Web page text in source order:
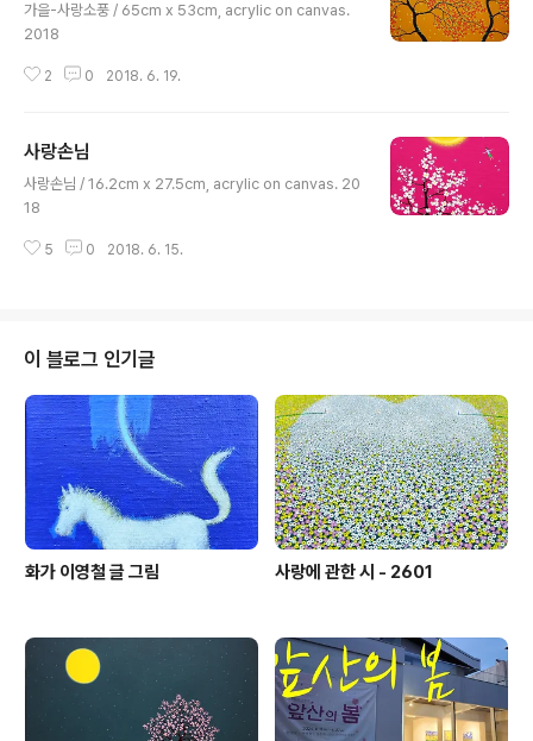
가을-사랑소풍 / 65cm x 53cm, acrylic on canvas.
2018
2 0 2018. 6. 19.
사랑손님
사랑손님 / 16.2cm x 27.5cm, acrylic on canvas. 20
18
5 0 2018. 6. 15.
이 블로그 인기글
화가 이영철 글 그림 사랑에 관한 시 - 2601